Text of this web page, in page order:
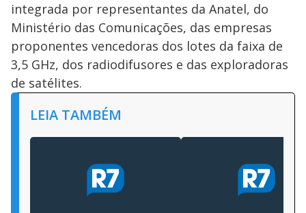
integrada por representantes da Anatel, do
Ministério das Comunicações, das empresas
proponentes vencedoras dos lotes da faixa de
3,5 GHz, dos radiodifusores e das exploradoras
de satélites.
LEIA TAMBÉM